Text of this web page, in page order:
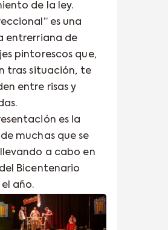
de la ley.
es una
entrerriana de
pintorescos que,
tras situación, te
entre risas y
es la
muchas que se
a cabo en
Bicentenario
año.